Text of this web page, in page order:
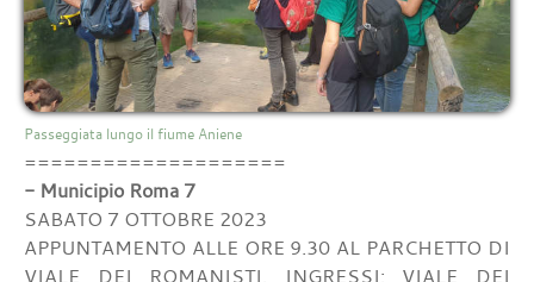
Passeggiata lungo il fiume Aniene
====================
- Municipio Roma 7
SABATO 7 OTTOBRE 2023
APPUNTAMENTO ALLE ORE 9.30 AL PARCHETTO DI
VIALE DEI ROMANISTI. INGRESSI: VIALE DEI